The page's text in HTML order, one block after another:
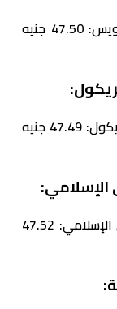
في بنك قناة السويس: 47.50 جنيه
سجل سعر الدولار اليوم في بنك كريدي اجريكول: 47.49 جنيه
الإسلامي:
سجل سعر الدولار اليوم في مصرف أبوظبي الإسلامي: 47.52